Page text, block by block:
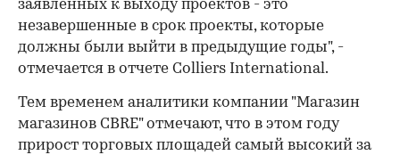
00:00 / 00:00
заявленных к выходу проектов - это
незавершенные в срок проекты, которые
должны были выйти в предыдущие годы", -
отмечается в отчете Colliers International.
Тем временем аналитики компании "Магазин
магазинов CBRE" отмечают, что в этом году
прирост торговых площадей самый высокий за